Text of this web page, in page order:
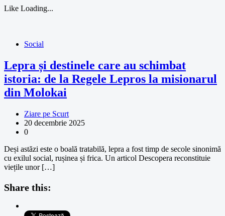
Like Loading...
Social
Lepra și destinele care au schimbat
istoria: de la Regele Lepros la misionarul
din Molokai
Ziare pe Scurt
20 decembrie 2025
0
Deși astăzi este o boală tratabilă, lepra a fost timp de secole sinonimă
cu exilul social, rușinea și frica. Un articol Descopera reconstituie
viețile unor […]
Share this: